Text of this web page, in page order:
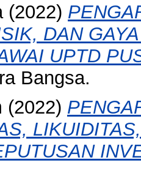
(2022)
DAN
UPTD
Bangsa.
(2022)